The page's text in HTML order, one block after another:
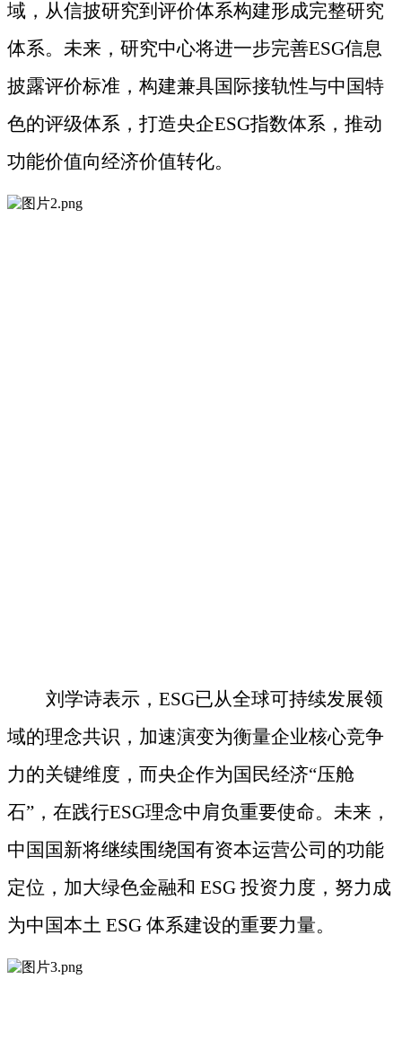
域，从信披研究到评价体系构建形成完整研究
体系。未来， 研究中心将进一步完善ESG信息
披露评价标准，构建兼具国际接轨性与中国特
色的评级体系，打造央企ESG指数体系，推动
功能价值向经济价值转化。
刘学诗表示， ESG已从全球可持续发展领
域的理念共识，加速演变为衡量企业核心竞争
力的关键维度 ， 而央企作为国民经济“压舱
石”，在践行ESG理念中肩负重要使命。 未来，
中国国新将继续围绕国有资本运营公司的功能
定位，加大绿色金融和 ESG 投资力度，努力成
为中国本土 ESG 体系建设的重要力量。